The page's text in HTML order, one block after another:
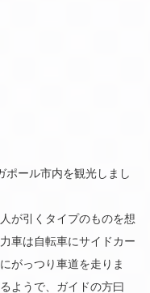
ポール市内を観光しまし
が引くタイプのものを想
車は自転車にサイドカー
がっつり車道を走りま
ようで、ガイドの方曰